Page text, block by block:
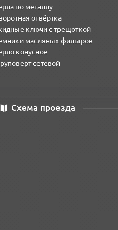
й кінцевика, форма хвостовика
13 мм для адаптивності зі
по металлу
отвёртка
ключи с трещоткой
масляных фильтров
конусное
сетевой
Схема проезда